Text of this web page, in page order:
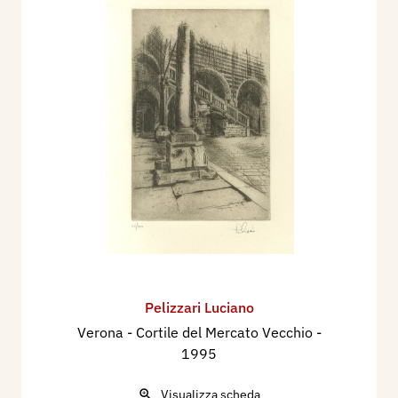
opere. Nel 1983 lavora nel Molise e a Termoli
esegue il Crocefisso che verrà installato nella
A Verona conosce lo stampatore tedesco Martino
Mardersteig e con lui nel 1977, 1978 e nel 1981
stampa quattro libri, di cui due dedicati all’opera
di Pietro Annigoni. Anche il catalogo che
accompagnerà nel 1985 le mostre in Germania
sarà stampato dalle Stamperia Valdonega. Nel
1981 il suo libro “Viaggio a Venezia” è
presentato a New York al The Metropolitan
“The Mardersteigs Work in the Stamperia
Valdonega”.
Dall’aprile del 1985 fino all’estate dell’anno dopo
Pelizzari Luciano
Verona - Cortile del Mercato Vecchio -
1995
Visualizza scheda